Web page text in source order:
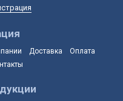
Доставка
Оплата